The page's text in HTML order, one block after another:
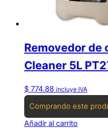
Removedor de
Cleaner 5L
$ 774.88 incluye IVA
Comprando este
Añadir al carrito